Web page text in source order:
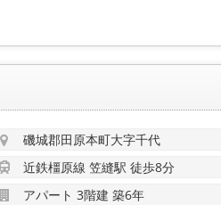
磯城郡田原本町大字千代
近鉄橿原線 笠縫駅 徒歩8分
アパート 3階建 築6年